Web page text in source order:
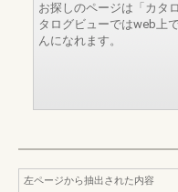
お探しのページは「カタ
タログビューではweb上
んになれます。
左ページから抽出された内容